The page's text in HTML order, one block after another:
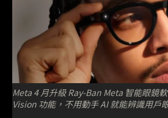
Meta 4 月升級 Ray-Ban Meta 智能眼鏡
Vision 功能，不用動手 AI 就能辨識用戶